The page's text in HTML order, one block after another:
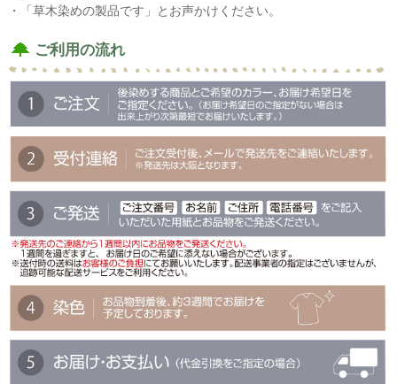
・「草木染めの製品です」とお声かけください。
ご利用の流れ